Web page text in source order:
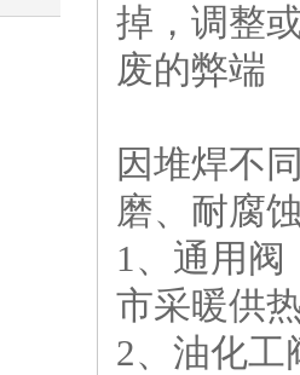
掉，调整
废的弊端
因堆焊不
磨、耐腐
1、通用阀
市采暖供
2、油化工